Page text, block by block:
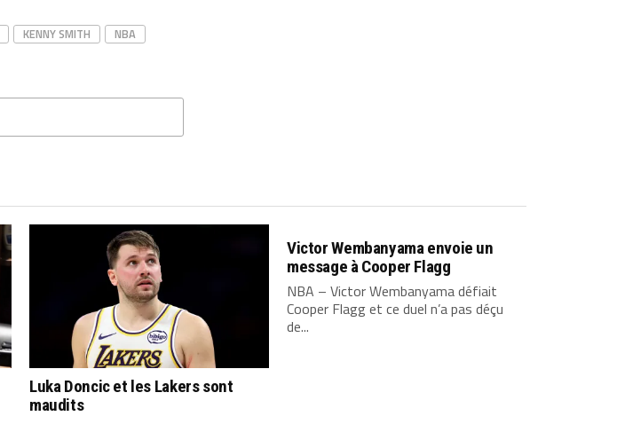
KENNY SMITH
NBA
Luka Doncic et les Lakers sont
maudits
Victor Wembanyama envoie un
message à Cooper Flagg
NBA – Victor Wembanyama défiait
Cooper Flagg et ce duel n’a pas déçu
de...